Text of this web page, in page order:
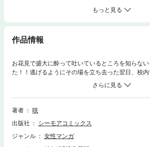
もっと見る
作品情報
お花見で盛大に酔って吐いているところを知らな
た！！逃げるようにその場を立ち去った翌日、校
イな顔とは裏腹に、昨日のことを親友にバラされた
てされたり、ホント最悪！それなのに親友の由香が
しまい、協力してくれるようお願いされちゃった
で巻き込んで！！咲が贈るイケナイ四角関係の行
著者
咲
出版社
シーモアコミックス
ジャンル
女性マンガ